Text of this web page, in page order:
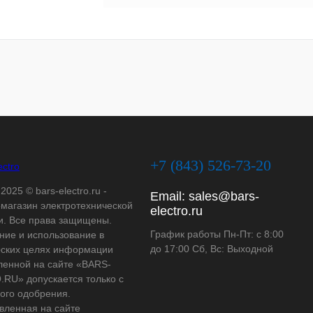
© bars-electro.ru -
электротехнической
Все права защищены.
и использование в
целях информации
на сайте «BARS-
допускается только с
одобрения.
на сайте
+7 (843) 526-73-20
Email: sales@bars-
electro.ru
График работы Пн-Пт: с 8:00
до 17:00 Сб, Вс: Выходной